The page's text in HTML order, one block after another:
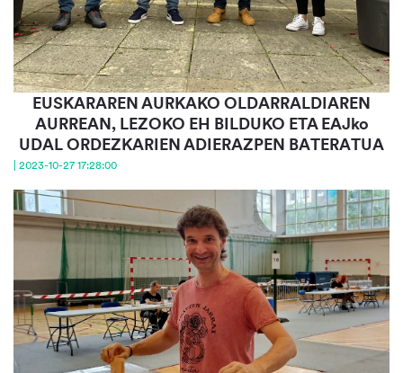
EUSKARAREN AURKAKO OLDARRALDIAREN
AURREAN, LEZOKO EH BILDUKO ETA EAJko
UDAL ORDEZKARIEN ADIERAZPEN BATERATUA
| 2023-10-27 17:28:00